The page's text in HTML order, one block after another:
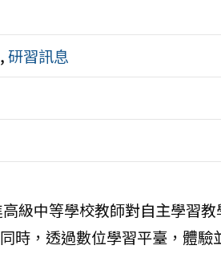
,研習訊息
級中等學校教師對自主學習
時，透過數位學習平臺，體